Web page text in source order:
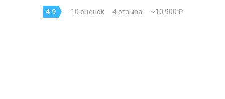
4.9 10 оценок 4 отзыва ~10 900 ₽